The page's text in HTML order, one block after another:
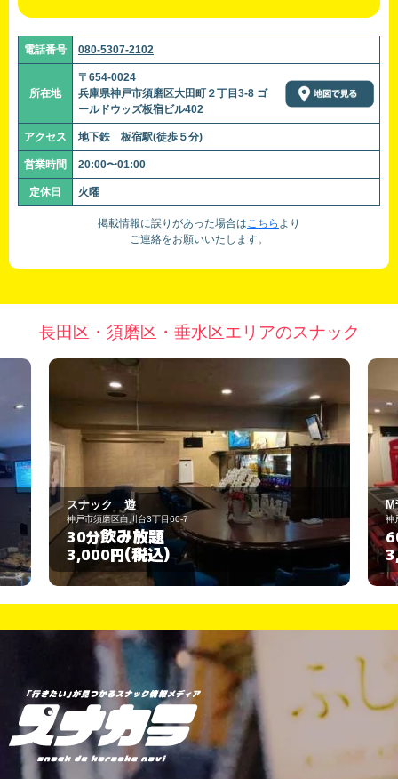
電話番号 080-5307-2102
所在地
〒654-0024
兵庫県神戸市須磨区大田町２丁目3-8 ゴ
ールドウッズ板宿ビル402
アクセス 地下鉄 板宿駅(徒歩５分)
営業時間 20:00〜01:00
定休日 火曜
掲載情報に誤りがあった場合はこちら より
ご連絡をお願いいたします。
長田区・須磨区・垂水区エリアのスナック
ック 遊
須磨区白川台3丁目60-7
飲み放題
円 (税込)
神戸市須磨区大田町2-3-
60分飲み放題
3,000円 (税